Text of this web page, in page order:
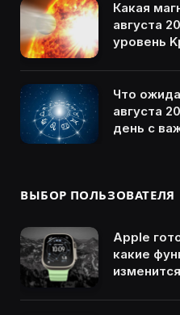
Какая
августа
уровень
Что
августа
день с
ВЫБОР ПОЛЬЗОВАТЕЛЯ
Apple
какие